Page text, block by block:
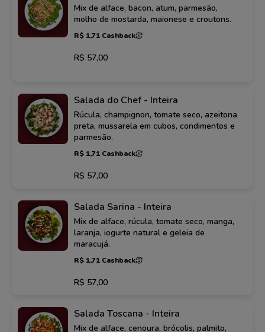
Mix de alface, bacon, atum, parmesão,
molho de mostarda, maionese e croutons.
R$ 1,71 Cashback
R$ 57,00
Salada do Chef - Inteira
Rúcula, champignon, tomate seco, azeitona
preta, mussarela em cubos, condimentos e
parmesão.
R$ 1,71 Cashback
R$ 57,00
Salada Sarina - Inteira
Mix de alface, rúcula, tomate seco, manga,
laranja, iogurte natural e geleia de
maracujá.
R$ 1,71 Cashback
R$ 57,00
Salada Toscana - Inteira
Mix de alface, cenoura, brócolis, palmito,